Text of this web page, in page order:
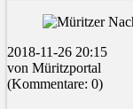
2018-11-26 20:15
von Müritzportal
(Kommentare: 0)